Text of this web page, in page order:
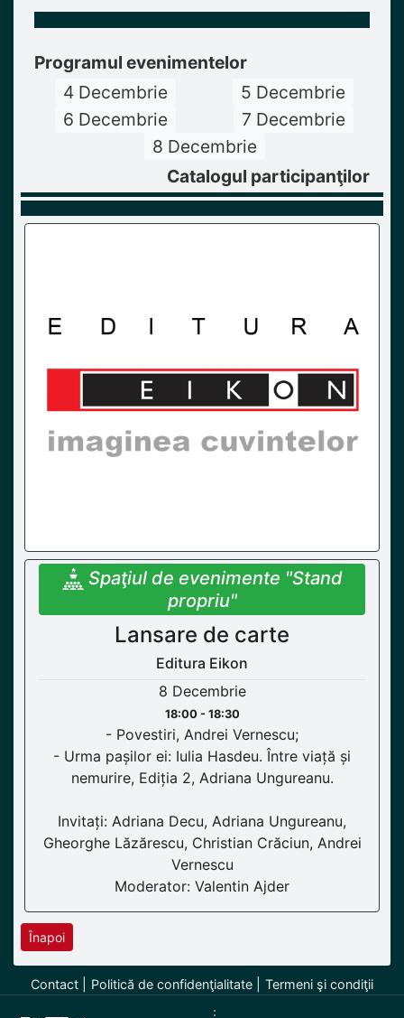
Programul evenimentelor
4 Decembrie
5 Decembrie
6 Decembrie
7 Decembrie
8 Decembrie
Catalogul participanţilor
Spaţiul de evenimente "Stand
propriu"
Lansare de carte
Editura Eikon
8 Decembrie
18:00 - 18:30
- Povestiri, Andrei Vernescu;
- Urma pașilor ei: Iulia Hasdeu. Între viață și
nemurire, Ediția 2, Adriana Ungureanu.
Invitați: Adriana Decu, Adriana Ungureanu,
Gheorghe Lăzărescu, Christian Crăciun, Andrei
Vernescu
Moderator: Valentin Ajder
Înapoi
Contact Politică de confidenţialitate Termeni şi condiţii